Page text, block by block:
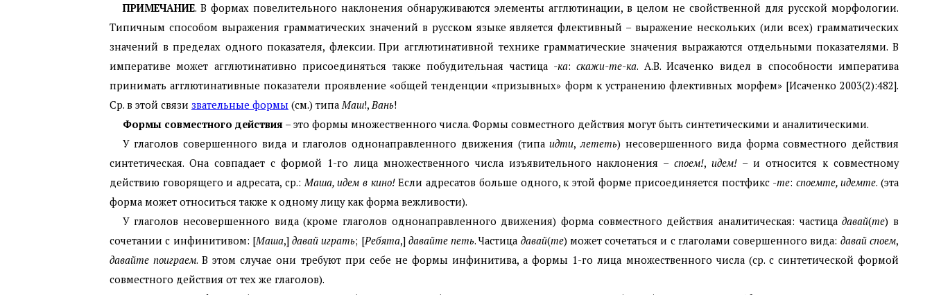
ПРИМЕЧАНИЕ. В формах повелительного наклонения обнаруживаются элементы агглютинации, в целом не свойственной для русской морфологии.
Типичным способом выражения грамматических значений в русском языке является флективный – выражение нескольких (или всех) грамматических
значений в пределах одного показателя, флексии. При агглютинативной технике грамматические значения выражаются отдельными показателями. В
императиве может агглютинативно присоединяться также побудительная частица -ка:скажи-те-ка. А.В. Исаченко видел в способности императива
принимать агглютинативные показатели проявление «общей тенденции «призывных» форм к устранению флективных морфем» [Исаченко 2003(2):482].
Ср. в этой связи звательные формы (см.) типа Маш!, Вань!
Формы совместного действия– это формы множественного числа. Формы совместного действия могут быть синтетическими и аналитическими.
У глаголов совершенного вида и глаголов однонаправленного движения (типаидти,лететь) несовершенного вида форма совместного действия
синтетическая. Она совпадает с формой 1-го лица множественного числа изъявительного наклонения –споем!,идем! – и относится к совместному
действию говорящего и адресата, ср.: Маша, идем в кино!Если адресатов больше одного, к этой форме присоединяется постфикс -те: споемте, идемте. (эта
форма может относиться также к одному лицу как форма вежливости).
У глаголов несовершенного вида (кроме глаголов однонаправленного движения) форма совместного действия аналитическая: частицадавай(те) в
сочетании с инфинитивом: [Маша,]давай играть; [Ребята,] давайте петь. Частица давай(те) может сочетаться и с глаголами совершенного вида: давай споем,
давайте поиграем. В этом случае они требуют при себе не формы инфинитива, а формы 1-го лица множественного числа (ср. с синтетической формой
совместного действия от тех же глаголов).